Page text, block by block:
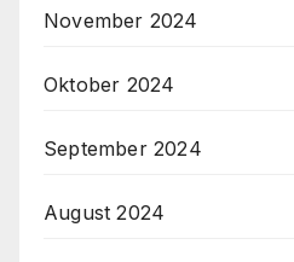
November 2024
Oktober 2024
September 2024
August 2024